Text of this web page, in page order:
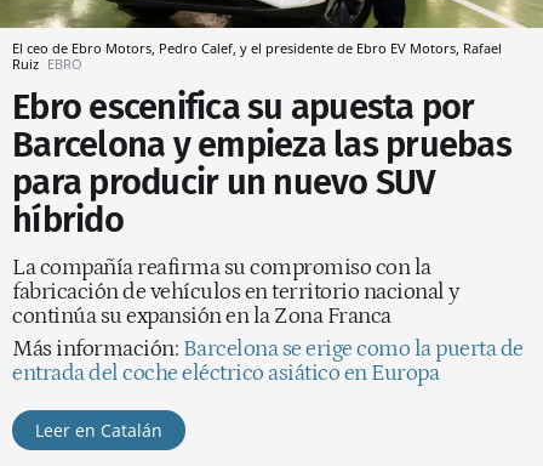
El ceo de Ebro Motors, Pedro Calef, y el presidente de Ebro EV Motors, Rafael
Ruiz EBRO
Ebro escenifica su apuesta por
Barcelona y empieza las pruebas
para producir un nuevo SUV
híbrido
La compañía reafirma su compromiso con la
fabricación de vehículos en territorio nacional y
continúa su expansión en la Zona Franca
Más información: Barcelona se erige como la puerta de
entrada del coche eléctrico asiático en Europa
Leer en Catalán